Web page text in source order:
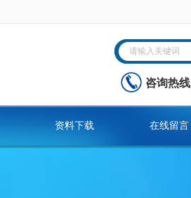
咨询热线
资料下载 在线留言